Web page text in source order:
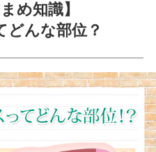
め知識】
どんな部位？